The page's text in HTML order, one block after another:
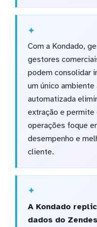
Com a Kondado,
gestores
podem consolidar
um único
automatizada
extração e permite
operações foque
desempenho e
cliente.
A Kondado
dados do